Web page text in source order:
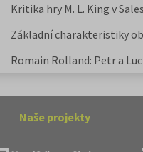
Kritika hry M. L. King v
Základní charakteristiky
a geografie sídel
Romain Rolland: Petr a
Naše projekty